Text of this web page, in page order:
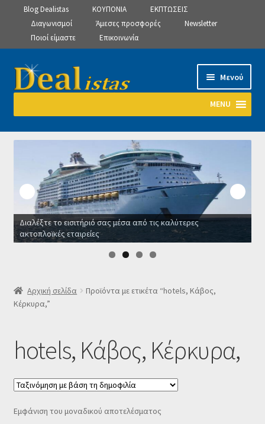
Blog Dealistas ΚΟΥΠΟΝΙΑ
ΕΚΠΤΩΣΕΙΣ
Διαγωνισμοί
Άμεσες προσφορές
Newsletter
Ποιοί είμαστε
Επικοινωνία
Απευθείας
μετάβαση
πλοήγηση
Μετάβαση
σε
Μενού
MENU
Αρχική
Manage Subscriptions
Manage Subscriptions
Manage Subscriptions
SLIDER
Δελτίο νέων
Επιβεβαίωση εγγραφής στο Newsletter του Dealistas.gr
Επικοινωνία
Διαλέξτε το εισιτήριό σας μέσα από τις καλύτερες
ακτοπλοϊκές εταιρείες
Αρχική σελίδα
Προϊόντα με ετικέτα “hotels, Κάβος,
Κέρκυρα,”
hotels, Κάβος, Κέρκυρα,
Εμφάνιση του μοναδικού αποτελέσματος